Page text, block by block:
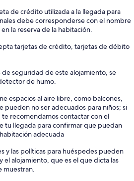
de crédito utilizada a la llegada para
debe corresponderse con el nombre
la reserva de la habitación.
tarjetas de crédito, tarjetas de débito
de seguridad de este alojamiento, se
de humo.
espacios al aire libre, como balcones,
pueden no ser adecuados para niños; si
recomendamos contactar con el
tu llegada para confirmar que puedan
adecuada
y las políticas para huéspedes pueden
el alojamiento, que es el que dicta las
muestran.